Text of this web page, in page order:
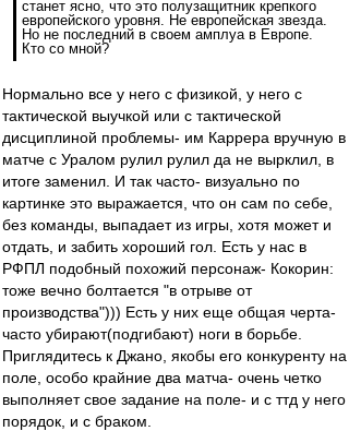
станет ясно, что это полузащитник крепкого
европейского уровня. Не европейская звезда.
Но не последний в своем амплуа в Европе.
Кто со мной?
Нормально все у него с физикой, у него с
тактической выучкой или с тактической
дисциплиной проблемы- им Каррера вручную в
матче с Уралом рулил рулил да не вырклил, в
итоге заменил. И так часто- визуально по
картинке это выражается, что он сам по себе,
без команды, выпадает из игры, хотя может и
отдать, и забить хороший гол. Есть у нас в
РФПЛ подобный похожий персонаж- Кокорин:
тоже вечно болтается "в отрыве от
производства"))) Есть у них еще общая черта-
часто убирают(подгибают) ноги в борьбе.
Приглядитесь к Джано, якобы его конкуренту на
поле, особо крайние два матча- очень четко
выполняет свое задание на поле- и с ттд у него
порядок, и с браком.